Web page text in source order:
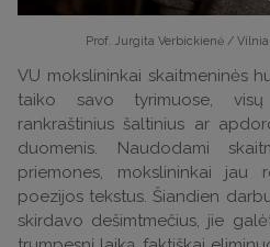
Prof. Jurgita Verbickienė /
VU mokslininkai skaitmeninės
taiko savo tyrimuose, visų
rankraštinius šaltinius ar
duomenis. Naudodami
priemones, mokslininkai jau
poezijos tekstus. Šiandien
skirdavo dešimtmečius, jie